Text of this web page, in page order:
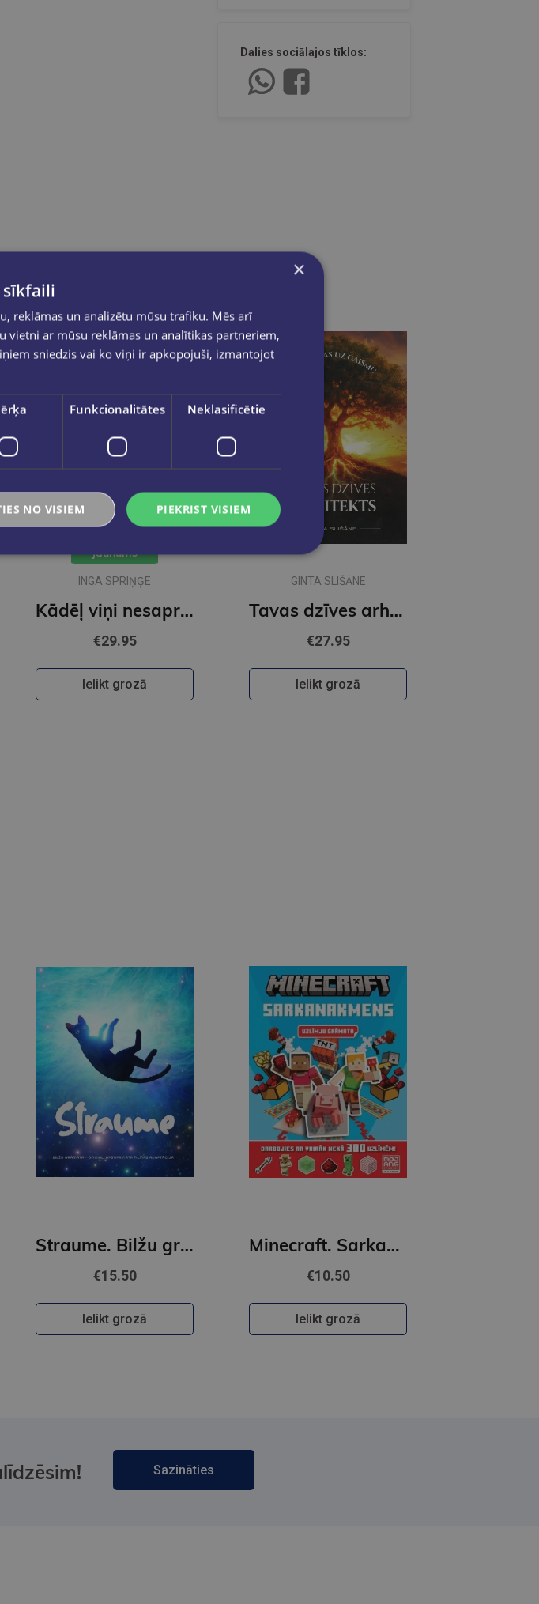
Dalies sociālajos tīklos:
Jaunums
INGA SPRIŅĢE
Kādēļ viņi nesaprot?
€29.95
Ielikt grozā
GINTA SLIŠĀNE
Tavas dzīves arhitekts
€27.95
Ielikt grozā
Straume. Bilžu grāmata
€15.50
Ielikt grozā
Minecraft. Sarkanakmens. Uzlīmju grāmata
€10.50
Ielikt grozā
Sazināties
×
sīkfaili
reklāmas un analizētu mūsu trafiku. Mēs arī
ar mūsu reklāmas un analītikas partneriem,
sniedzis vai ko viņi ir apkopojuši, izmantojot
Funkcionalitātes Neklasificētie
PIEKRIST VISIEM
NO VISIEM